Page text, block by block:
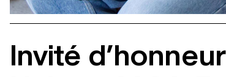
Invité